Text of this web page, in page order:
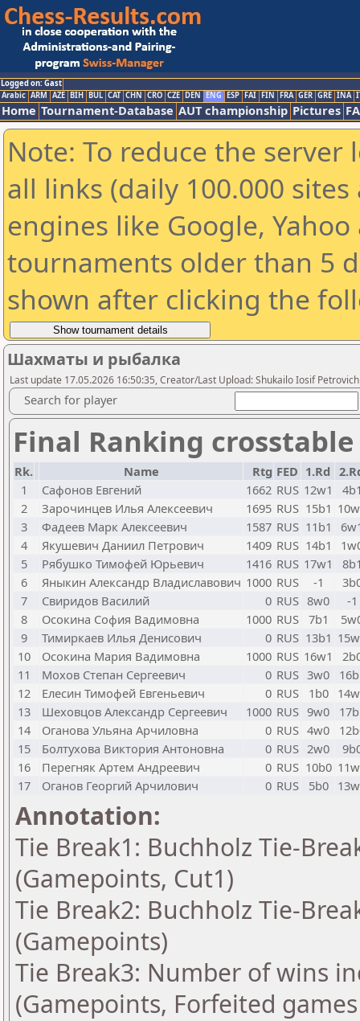
Logged on: Gast
Arabic ARM AZE BIH BUL CAT CHN CRO CZE DEN ENG ESP FAI FIN FRA GER GRE INA
Home Tournament-Database AUT championship Pictures
Note: To reduce the
all links (daily 100.000
engines like Google,
tournaments older than 5
shown after clicking the
Шахматы и рыбалка
Last update 17.05.2026 16:50:35, Creator/Last Upload: Shukailo Iosif Petrovich
Search for player
Final Ranking
Rk. Name Rtg FED 1.Rd
1
Сафонов Евгений 1662 RUS 12w1
2
Зарочинцев Илья Алексеевич 1695 RUS 15b1
3
Фадеев Марк Алексеевич 1587 RUS 11b1
4
Якушевич Даниил Петрович 1409 RUS 14b1
5
Рябушко Тимофей Юрьевич 1416 RUS 17w1
6
Яныкин Александр Владиславович 1000 RUS -1
7
Свиридов Василий 0 RUS 8w0
-1
8
Осокина София Вадимовна 1000 RUS 7b1
9
Тимиркаев Илья Денисович 0 RUS 13b1
10
Осокина Мария Вадимовна 1000 RUS 16w1
11
Мохов Степан Сергеевич 0 RUS 3w0
12
Елесин Тимофей Евгеньевич 0 RUS 1b0
13
Шеховцов Александр Сергеевич 1000 RUS 9w0
14
Оганова Ульяна Арчиловна 0 RUS 4w0
15
Болтухова Виктория Антоновна 0 RUS 2w0
16
Перегняк Артем Андреевич 0 RUS 10b0
17
Оганов Георгий Арчилович 0 RUS 5b0
Annotation:
Tie Break1: Buchholz Tie-
(Gamepoints, Cut1)
Tie Break2: Buchholz Tie-
(Gamepoints)
Tie Break3: Number of wins
(Gamepoints, Forfeited